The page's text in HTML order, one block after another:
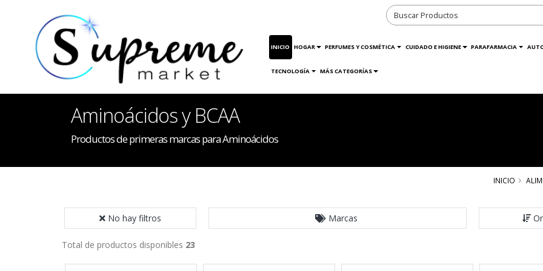
INICIO HOGAR PERFUMES Y COSMÉTICA CUIDADO E HIGIENE PARAFARMACIA
TECNOLOGÍA MÁS CATEGORÍAS
Aminoácidos y BCAA
Productos de primeras marcas para Aminoácidos
INICIO
No hay filtros Marcas
Total de productos disponibles 23